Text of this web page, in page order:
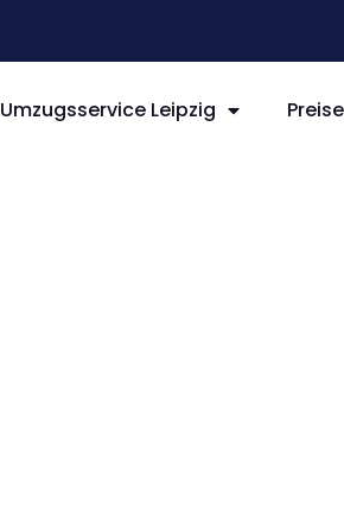
Umzugsservice Leipzig Preise